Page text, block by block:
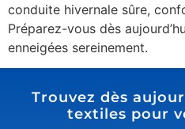
conduite hivernale sûre,
Préparez-vous dès
enneigées sereinement.
Trouvez dès
textiles pour